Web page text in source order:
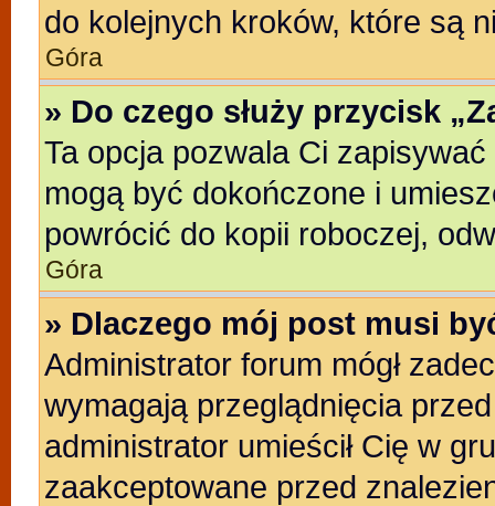
do kolejnych kroków, które są
Góra
» Do czego służy przycisk
Ta opcja pozwala Ci
mogą być dokończone i
powrócić do kopii roboczej,
Góra
» Dlaczego mój post musi
Administrator forum mógł
wymagają przeglądnięcia
administrator umieścił Cię w
zaakceptowane przed